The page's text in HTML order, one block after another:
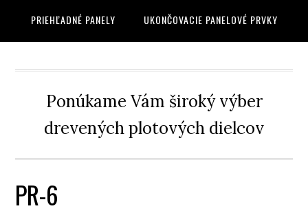
PRIEHĽADNÉ PANELY UKONČOVACIE PANELOVÉ PRVKY
Ponúkame Vám široký výber
drevených plotových dielcov
PR-6